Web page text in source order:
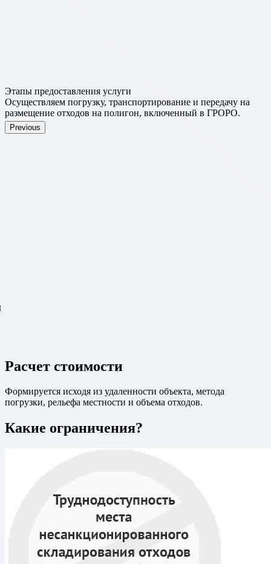
Этапы предоставления услуги
Осуществляем погрузку, транспортирование и передачу на
размещение отходов на полигон, включенный в ГРОРО.
Previous
Расчет стоимости
Формируется исходя из удаленности объекта, метода
погрузки, рельефа местности и объема отходов.
Какие ограничения?